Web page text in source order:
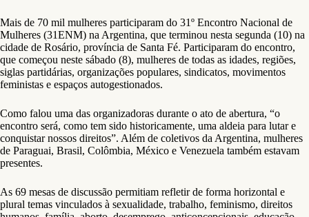
Mais de 70 mil mulheres participaram do 31º Encontro Nacional de
Mulheres (31ENM) na Argentina, que terminou nesta segunda (10) na
cidade de Rosário, província de Santa Fé. Participaram do encontro,
que começou neste sábado (8), mulheres de todas as idades, regiões,
siglas partidárias, organizações populares, sindicatos, movimentos
feministas e espaços autogestionados.
Como falou uma das organizadoras durante o ato de abertura, “o
encontro será, como tem sido historicamente, uma aldeia para lutar e
conquistar nossos direitos”. Além de coletivos da Argentina, mulheres
de Paraguai, Brasil, Colômbia, México e Venezuela também estavam
presentes.
As 69 mesas de discussão permitiam refletir de forma horizontal e
plural temas vinculados à sexualidade, trabalho, feminismo, direitos